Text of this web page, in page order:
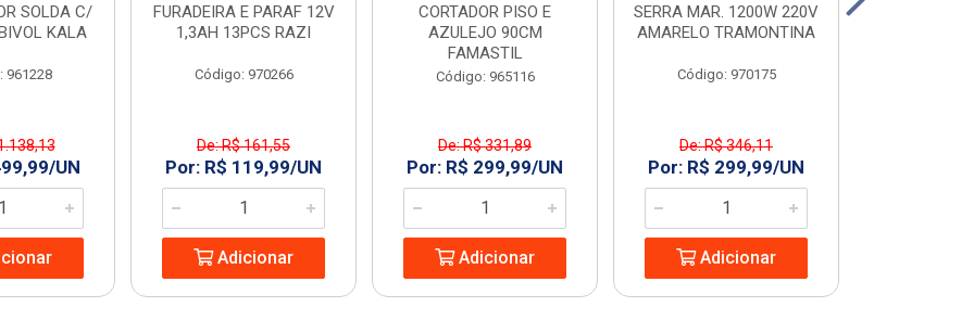
SOLDA C/
KALA
961228
UN
FURADEIRA E PARAF 12V
1,3AH 13PCS RAZI
Código: 970266
De: R$ 161,55
Por: R$ 119,99/UN
Adicionar
CORTADOR PISO E
AZULEJO 90CM
FAMASTIL
Código: 965116
De: R$ 331,89
Por: R$ 299,99/UN
Adicionar
SERRA MAR. 1200W 220V
AMARELO TRAMONTINA
Código: 970175
De: R$ 346,11
Por: R$ 299,99/UN
Adicionar